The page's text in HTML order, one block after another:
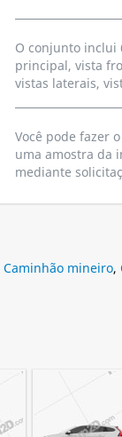
O conjunto inclui
principal, vista
vistas laterais,
Você pode fazer
uma amostra da
mediante
Caminhão mineiro,